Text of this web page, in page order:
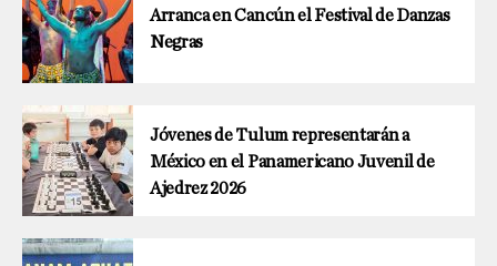
Arranca en Cancún el Festival de Danzas
Negras
Jóvenes de Tulum representarán a
México en el Panamericano Juvenil de
Ajedrez 2026